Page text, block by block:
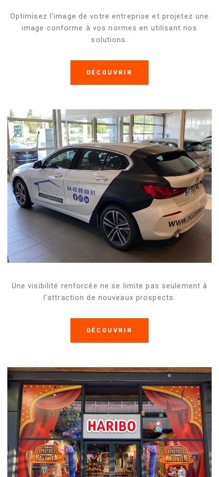
Optimisez l'image de votre entreprise et projetez une
image conforme à vos normes en utilisant nos
solutions.
DÉCOUVRIR
Une visibilité renforcée ne se limite pas seulement à
l'attraction de nouveaux prospects.
DÉCOUVRIR